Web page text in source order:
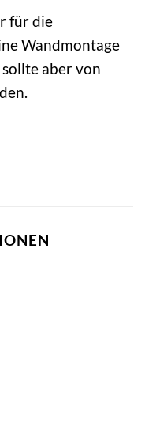
für die
Wandmontage
aber von